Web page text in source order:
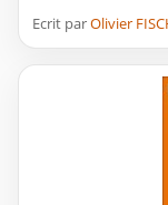
Ecrit parOlivier